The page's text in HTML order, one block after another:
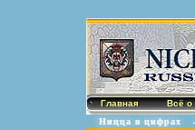
Ницца в цифрах
Главная Всё о